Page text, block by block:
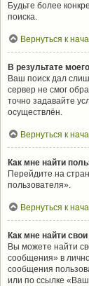
Будьте более
поиска.
Вернуться к
В результате
Ваш поиск дал
сервер не смог
точно задавайте
осуществлён.
Вернуться к
Как мне найти
Перейдите на
пользователя».
Вернуться к
Как мне найти
Вы можете найти
сообщения» в
сообщения
или по ссылке